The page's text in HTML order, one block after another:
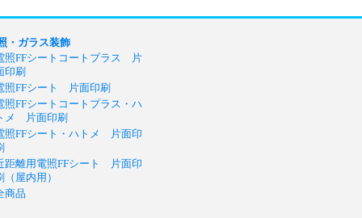
・ガラス装飾
照FFシートコートプラス 片
印刷
照FFシート 片面印刷
照FFシートコートプラス・ハ
メ 片面印刷
照FFシート・ハトメ 片面印
距離用電照FFシート 片面印
（屋内用）
商品